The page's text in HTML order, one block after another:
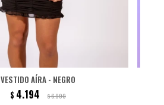
VESTIDO AÍRA - NEGRO
$ 4.194 $6.990